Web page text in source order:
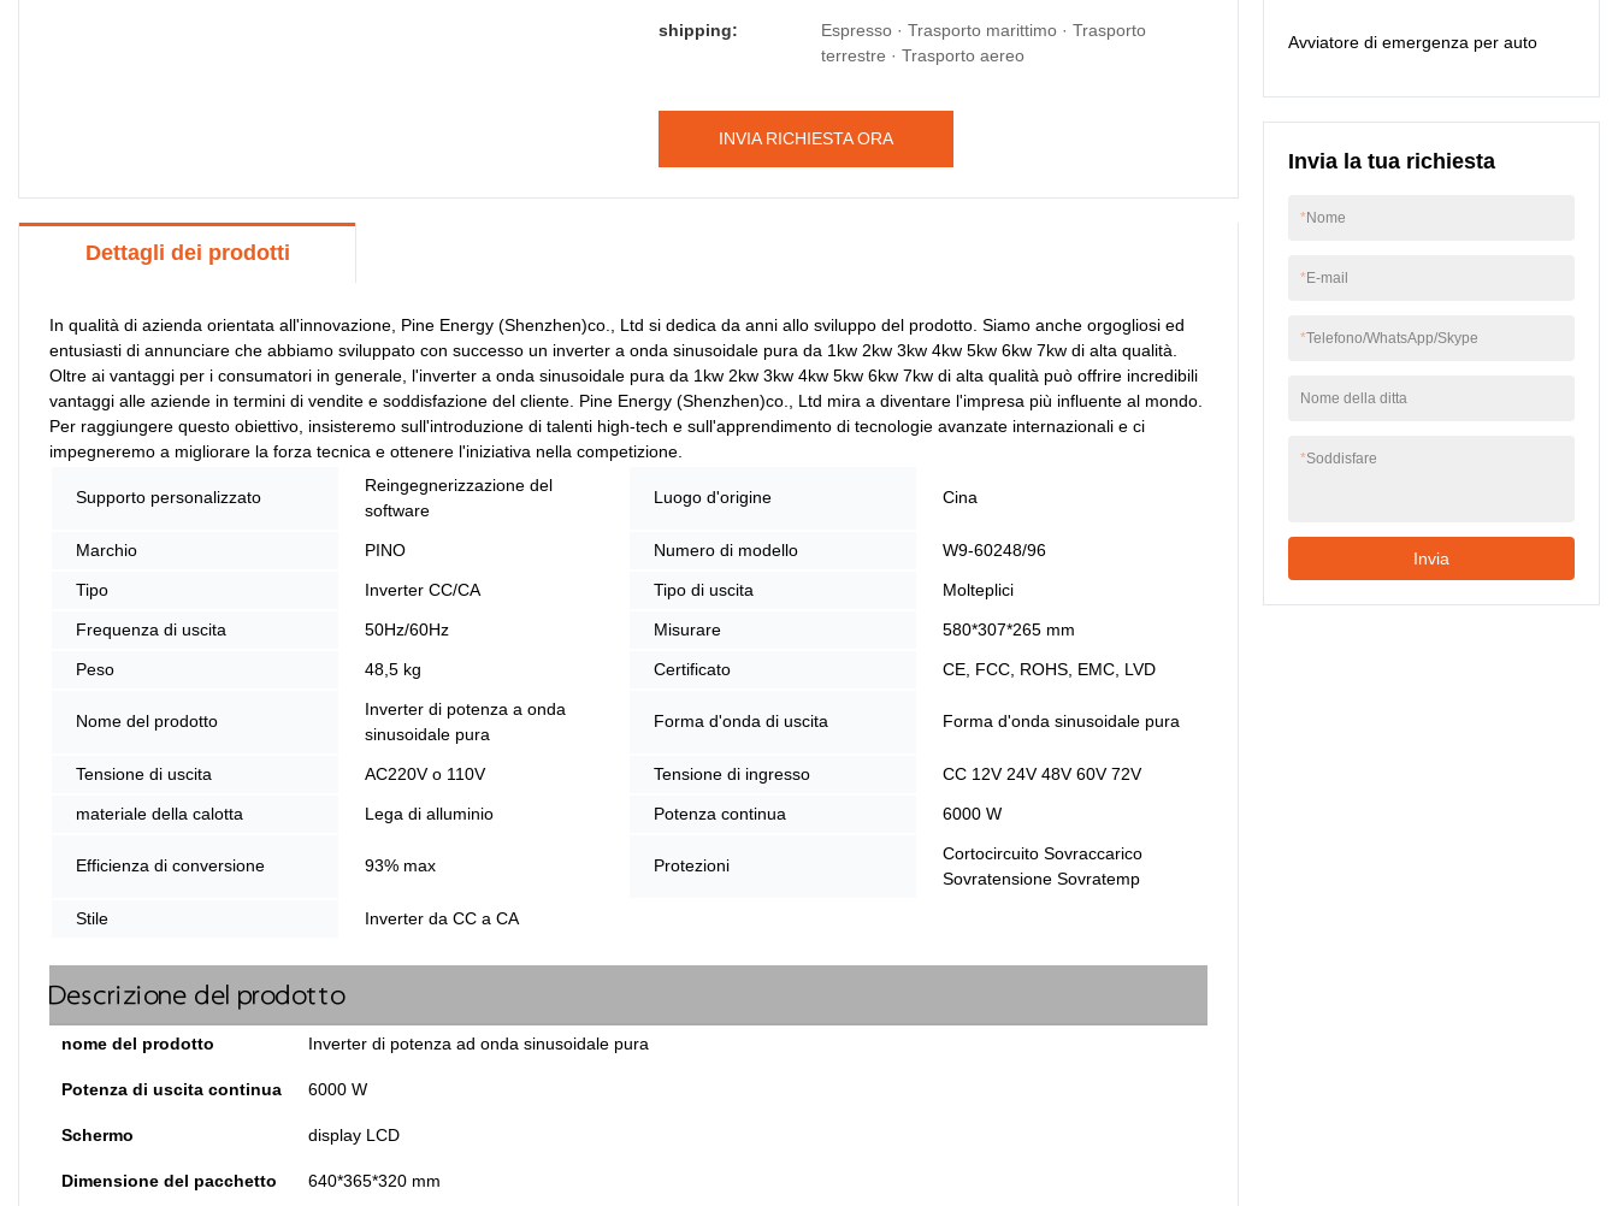
shipping:
Espresso · Trasporto marittimo · Trasporto
terrestre · Trasporto aereo
INVIA RICHIESTA ORA
Dettagli dei prodotti
In qualità di azienda orientata all'innovazione, Pine Energy (Shenzhen)co., Ltd si dedica da anni allo sviluppo del prodotto. Siamo anche orgogliosi ed
entusiasti di annunciare che abbiamo sviluppato con successo un inverter a onda sinusoidale pura da 1kw 2kw 3kw 4kw 5kw 6kw 7kw di alta qualità.
Oltre ai vantaggi per i consumatori in generale, l'inverter a onda sinusoidale pura da 1kw 2kw 3kw 4kw 5kw 6kw 7kw di alta qualità può offrire incredibili
vantaggi alle aziende in termini di vendite e soddisfazione del cliente. Pine Energy (Shenzhen)co., Ltd mira a diventare l'impresa più influente al mondo.
Per raggiungere questo obiettivo, insisteremo sull'introduzione di talenti high-tech e sull'apprendimento di tecnologie avanzate internazionali e ci
impegneremo a migliorare la forza tecnica e ottenere l'iniziativa nella competizione.
Supporto personalizzato
Reingegnerizzazione del
software
Luogo d'origine Cina
Marchio PINO Numero di modello W9-60248/96
Tipo Inverter CC/CA Tipo di uscita Molteplici
Frequenza di uscita 50Hz/60Hz Misurare 580*307*265 mm
Peso 48,5 kg Certificato CE, FCC, ROHS, EMC, LVD
Nome del prodotto
Inverter di potenza a onda
sinusoidale pura
Forma d'onda di uscita Forma d'onda sinusoidale pura
Tensione di uscita AC220V o 110V Tensione di ingresso CC 12V 24V 48V 60V 72V
materiale della calotta Lega di alluminio Potenza continua 6000 W
Efficienza di conversione 93% max Protezioni
Cortocircuito Sovraccarico
Sovratensione Sovratemp
Stile Inverter da CC a CA
Descrizione del prodotto
nome del prodotto Inverter di potenza ad onda sinusoidale pura
Potenza di uscita continua 6000 W
Schermo display LCD
Dimensione del pacchetto 640*365*320 mm
Avviatore di emergenza per auto
Invia la tua richiesta
*Nome
*E-mail
*Telefono/WhatsApp/Skype
Nome della ditta
*Soddisfare
Invia